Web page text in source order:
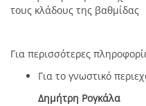
τους κλάδους της βαθμίδας
Για περισσότερες
Για το γνωστικό
Δημήτρη Ρογκάλα